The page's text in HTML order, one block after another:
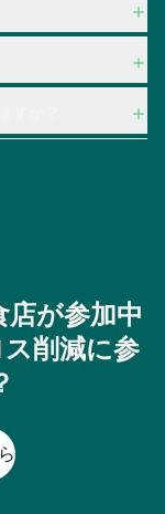
店が参加中
ス削減に参